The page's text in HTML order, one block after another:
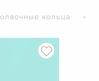
кольца